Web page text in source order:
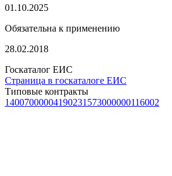
01.10.2025
Обязательна к применению
28.02.2018
Госкаталог ЕИС
Страница в госкаталоге ЕИС
Типовые контракты
14007000004190231573000000116002